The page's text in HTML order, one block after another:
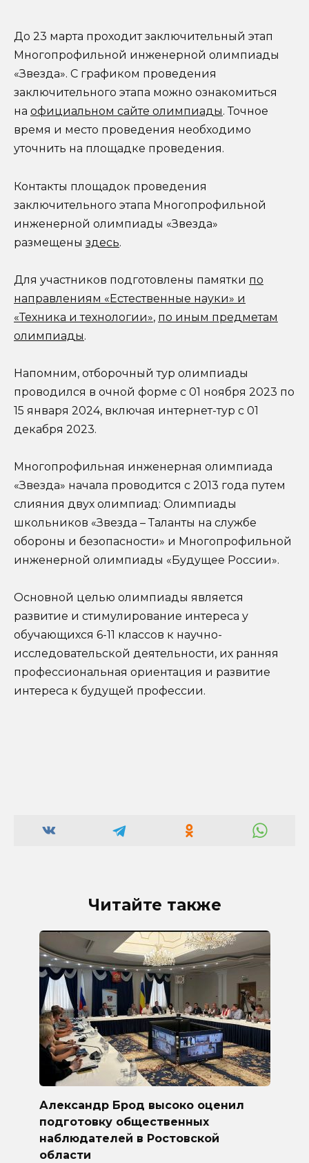
До 23 марта проходит заключительный этап
Многопрофильной инженерной олимпиады
«Звезда». С графиком проведения
заключительного этапа можно ознакомиться
на официальном сайте олимпиады. Точное
время и место проведения необходимо
уточнить на площадке проведения.
Контакты площадок проведения
заключительного этапа Многопрофильной
инженерной олимпиады «Звезда»
размещены здесь.
Для участников подготовлены памятки по
направлениям «Естественные науки» и
«Техника и технологии», по иным предметам
олимпиады.
Напомним, отборочный тур олимпиады
проводился в очной форме с 01 ноября 2023 по
15 января 2024, включая интернет-тур с 01
декабря 2023.
Многопрофильная инженерная олимпиада
«Звезда» начала проводится с 2013 года путем
слияния двух олимпиад: Олимпиады
школьников «Звезда – Таланты на службе
обороны и безопасности» и Многопрофильной
инженерной олимпиады «Будущее России».
Основной целью олимпиады является
развитие и стимулирование интереса у
обучающихся 6-11 классов к научно-
исследовательской деятельности, их ранняя
профессиональная ориентация и развитие
интереса к будущей профессии.
Читайте также
Александр Брод высоко оценил
подготовку общественных
наблюдателей в Ростовской
области